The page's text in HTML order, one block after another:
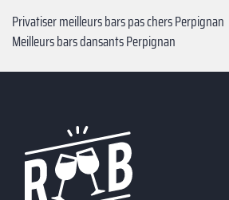
Privatiser meilleurs bars pas chers Perpignan
Meilleurs bars dansants Perpignan